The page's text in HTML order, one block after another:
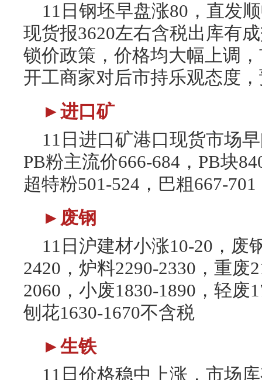
11日钢坯早盘涨80，直发
现货报3620左右含税出库有
锁价政策，价格均大幅上调
开工商家对后市持乐观态度
►进口矿
11日进口矿港口现货市场
PB粉主流价666-684，PB块
超特粉501-524，巴粗667-701
►废钢
11日沪建材小涨10-20，废
2420，炉料2290-2330，重废
2060，小废1830-1890，轻废
刨花1630-1670不含税
►生铁
11日价格稳中上涨，市场